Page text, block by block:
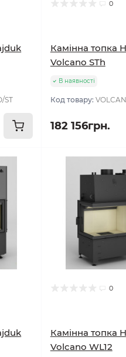
ST
0
Камінна топка
Volcano STh
В наявності
Код товару:
182 156грн.
0
Камінна топка
Volcano WL12